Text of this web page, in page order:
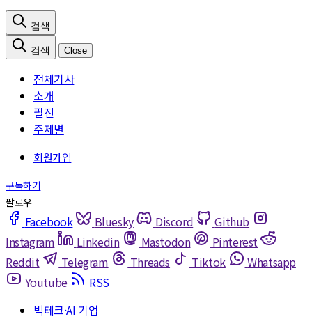
Close
전체기사
소개
필진
주제별
Facebook Bluesky Discord
Github
Instagram
Linkedin Mastodon
Pinterest
Reddit
Telegram Threads Tiktok
Whatsapp
Youtube
RSS
빅테크·AI 기업